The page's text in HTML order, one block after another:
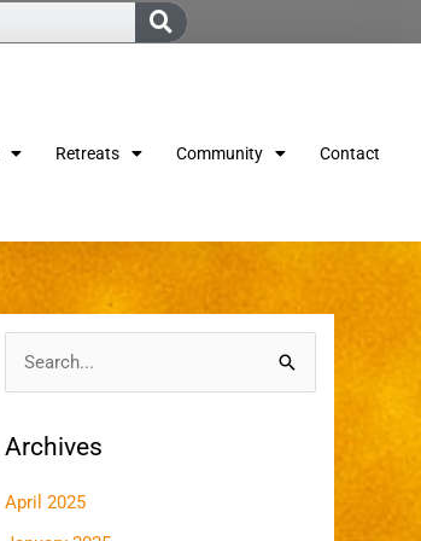
Retreats Community Contact
a
c
Archives
April 2025